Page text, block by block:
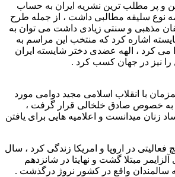
و پر مطلب ترین نشریه ایران به حساب
نوع سلیقه مطالبی داشت ، از جمله طرح
مذهبی و سنتی زیادی داشت می توان به
اشاره کرد که منتخب این مراسم به
می کرد ، الهه عضدی دختر شایسته ایران
سال ۱۳۵۷ و همزمان با انقلاب اسلامی مجید دوامی مورد
به خصوص صادق خلخالی قرار گرفت ،
زنان میدانست و اعلامیه هایی برای یافتن
در اروپا و امریکا زندگی کرد ، سال
مبتلا گشت و نهایتا در شانزدهم